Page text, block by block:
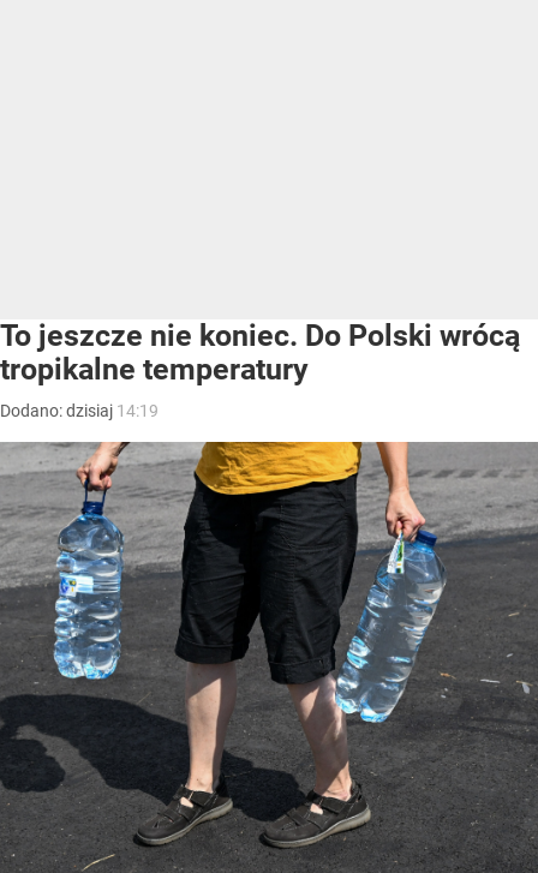
To jeszcze nie koniec. Do Polski wrócą
tropikalne temperatury
Dodano:dzisiaj 14:19